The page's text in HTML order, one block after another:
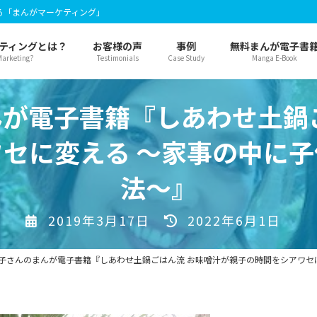
まんがマーケティング」
ィングとは？ お客様の声
Testimonials
事例
Case Study
無料まんが電子書
Manga E-Book
電子書籍『しあわせ土
に変える ～家事の中に
法～』
2019年3月17日
最
終
更
2022年6月1日
さんのまんが電子書籍『しあわせ土鍋ごはん流 お味噌汁が親子の時間をシアワ